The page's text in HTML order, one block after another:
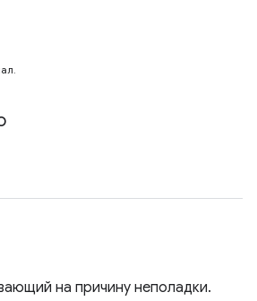
на причину неполадки.